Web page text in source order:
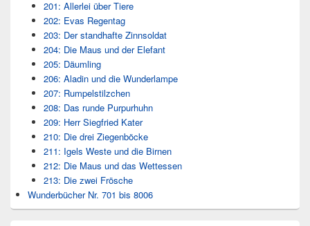
201: Allerlei über Tiere
202: Evas Regentag
203: Der standhafte Zinnsoldat
204: Die Maus und der Elefant
205: Däumling
206: Aladin und die Wunderlampe
207: Rumpelstilzchen
208: Das runde Purpurhuhn
209: Herr Siegfried Kater
210: Die drei Ziegenböcke
211: Igels Weste und die Birnen
212: Die Maus und das Wettessen
213: Die zwei Frösche
Wunderbücher Nr. 701 bis 8006